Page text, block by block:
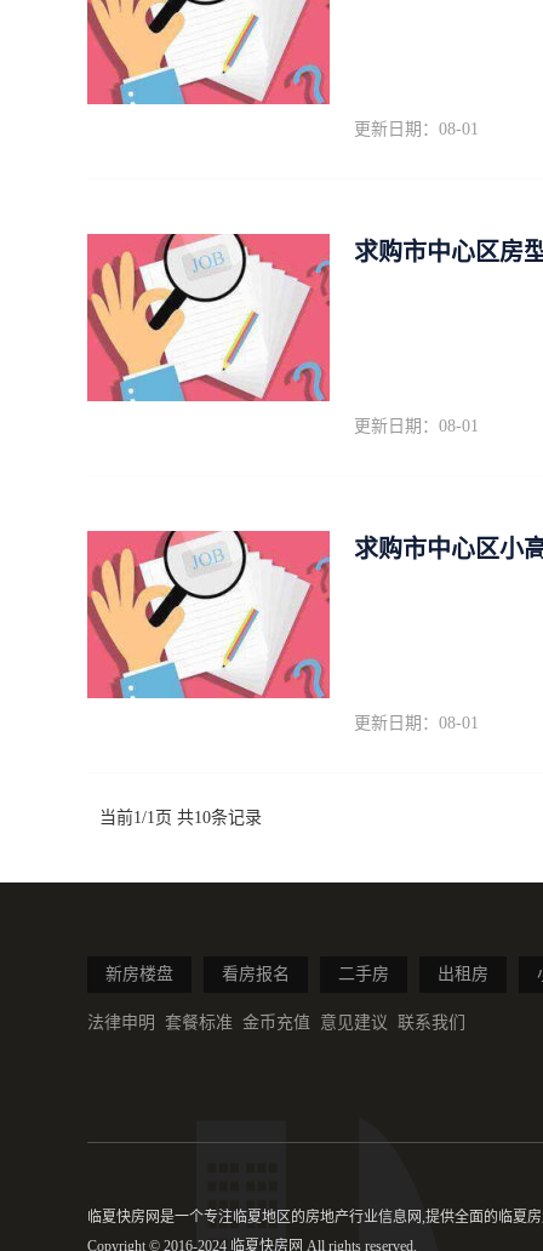
更新日期：08-01
求购市中心区房
更新日期：08-01
求购市中心区小
更新日期：08-01
当前1/1页 共10条记录
新房楼盘 看房报名 二手房 出租房
法律申明 套餐标准 金币充值 意见建议 联系我们
临夏快房网是一个专注临夏地区的房地产行业信息网,提供全面的临夏
Copyright © 2016-2024 临夏快房网 All rights reserved.